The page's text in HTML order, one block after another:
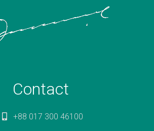
Contact
+88 017 300 46100